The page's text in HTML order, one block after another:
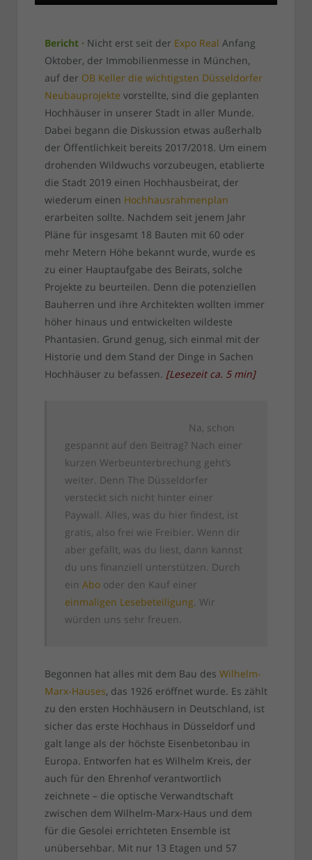
Bericht · Nicht erst seit der Expo Real Anfang
Oktober, der Immobilienmesse in München,
auf der OB Keller die wichtigsten Düsseldorfer
Neubauprojekte vorstellte, sind die geplanten
Hochhäuser in unserer Stadt in aller Munde.
Dabei begann die Diskussion etwas außerhalb
der Öffentlichkeit bereits 2017/2018. Um einem
drohenden Wildwuchs vorzubeugen, etablierte
die Stadt 2019 einen Hochhausbeirat, der
wiederum einen Hochhausrahmenplan
erarbeiten sollte. Nachdem seit jenem Jahr
Pläne für insgesamt 18 Bauten mit 60 oder
mehr Metern Höhe bekannt wurde, wurde es
zu einer Hauptaufgabe des Beirats, solche
Projekte zu beurteilen. Denn die potenziellen
Bauherren und ihre Architekten wollten immer
höher hinaus und entwickelten wildeste
Phantasien. Grund genug, sich einmal mit der
Historie und dem Stand der Dinge in Sachen
Hochhäuser zu befassen. [Lesezeit ca. 5 min]
Na, schon
gespannt auf den Beitrag? Nach einer
kurzen Werbeunterbrechung geht’s
weiter. Denn The Düsseldorfer
versteckt sich nicht hinter einer
Paywall. Alles, was du hier findest, ist
gratis, also frei wie Freibier. Wenn dir
aber gefällt, was du liest, dann kannst
du uns finanziell unterstützen. Durch
ein Abooder den Kauf einer
einmaligen Lesebeteiligung. Wir
würden uns sehr freuen.
Begonnen hat alles mit dem Bau des Wilhelm-
Marx-Hauses, das 1926 eröffnet wurde. Es zählt
zu den ersten Hochhäusern in Deutschland, ist
sicher das erste Hochhaus in Düsseldorf und
galt lange als der höchste Eisenbetonbau in
Europa. Entworfen hat es Wilhelm Kreis, der
auch für den Ehrenhof verantwortlich
zeichnete – die optische Verwandtschaft
zwischen dem Wilhelm-Marx-Haus und dem
für die Gesolei errichteten Ensemble ist
unübersehbar. Mit nur 13 Etagen und 57